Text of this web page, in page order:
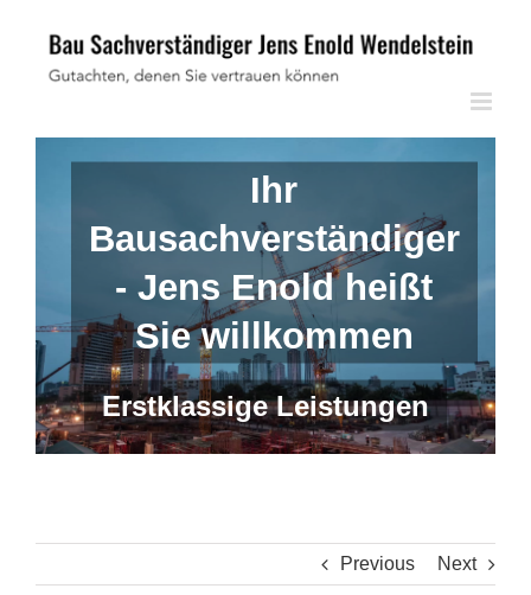
content
Ihr
Bausachverständiger
- Jens Enold heißt
Sie willkommen
Erstklassige Leistungen
Previous Next